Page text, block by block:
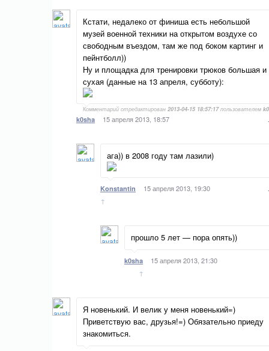
Кстати, недалеко от финиша есть небольшой
музей военной техники на открытом воздухе со
свободным въездом, там же под боком картинг и
пейнтболл))
Ну и площадка для тренировки трюков большая и
сухая (данные на 13 апреля, субботу):
Комментарий отредактирован 2013-04-15 18:57:17пользователем
k0sha 15 апреля 2013, 18:57
ага)) в 2008 году там лазили)
Konstantin 15 апреля 2013, 19:30
↑
прошло 5 лет — пора опять))
k0sha
15 апреля 2013, 21:30
↑
Я новенький. И велик у меня новенький=)
Приветствую вас, друзья!=) Обязательно приеду
знакомиться.